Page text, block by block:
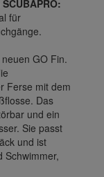
für
GO Fin.
Ferse mit dem
Das
und ein
Sie passt
und ist
Schwimmer,